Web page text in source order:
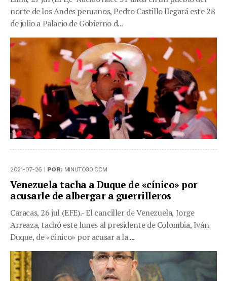
norte de los Andes peruanos, Pedro Castillo llegará este 28
de julio a Palacio de Gobierno d...
2021-07-26 | POR: MINUTO30.COM
Venezuela tacha a Duque de «cínico» por
acusarle de albergar a guerrilleros
Caracas, 26 jul (EFE).- El canciller de Venezuela, Jorge
Arreaza, tachó este lunes al presidente de Colombia, Iván
Duque, de «cínico» por acusar a la ...